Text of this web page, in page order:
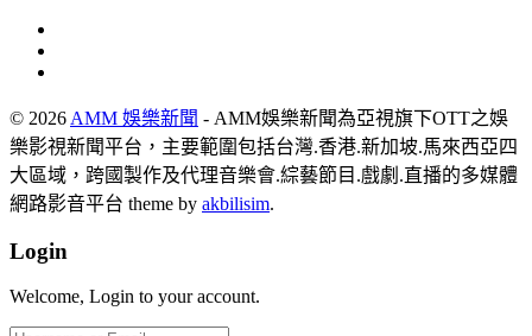
© 2026 AMM 娛樂新聞 - AMM娛樂新聞為亞視旗下OTT之娛
樂影視新聞平台，主要範圍包括台灣.香港.新加坡.馬來西亞四
大區域，跨國製作及代理音樂會.綜藝節目.戲劇.直播的多媒體
網路影音平台 theme by akbilisim.
Login
Welcome, Login to your account.